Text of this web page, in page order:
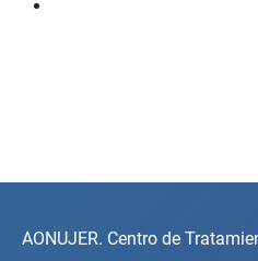
AONUJER. Centro de